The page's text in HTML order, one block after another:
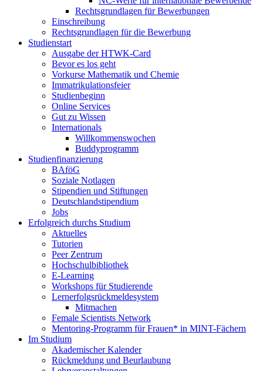
Rechtsgrundlagen für Bewerbungen
Einschreibung
Rechtsgrundlagen für die Bewerbung
Studienstart
Ausgabe der HTWK-Card
Bevor es los geht
Vorkurse Mathematik und Chemie
Immatrikulationsfeier
Studienbeginn
Online Services
Gut zu Wissen
Internationals
Willkommenswochen
Buddyprogramm
Studienfinanzierung
BAföG
Soziale Notlagen
Stipendien und Stiftungen
Deutschlandstipendium
Jobs
Erfolgreich durchs Studium
Aktuelles
Tutorien
Peer Zentrum
Hochschulbibliothek
E-Learning
Workshops für Studierende
Lernerfolgsrückmeldesystem
Mitmachen
Female Scientists Network
Mentoring-Programm für Frauen* in MINT-Fächern
Im Studium
Akademischer Kalender
Rückmeldung und Beurlaubung